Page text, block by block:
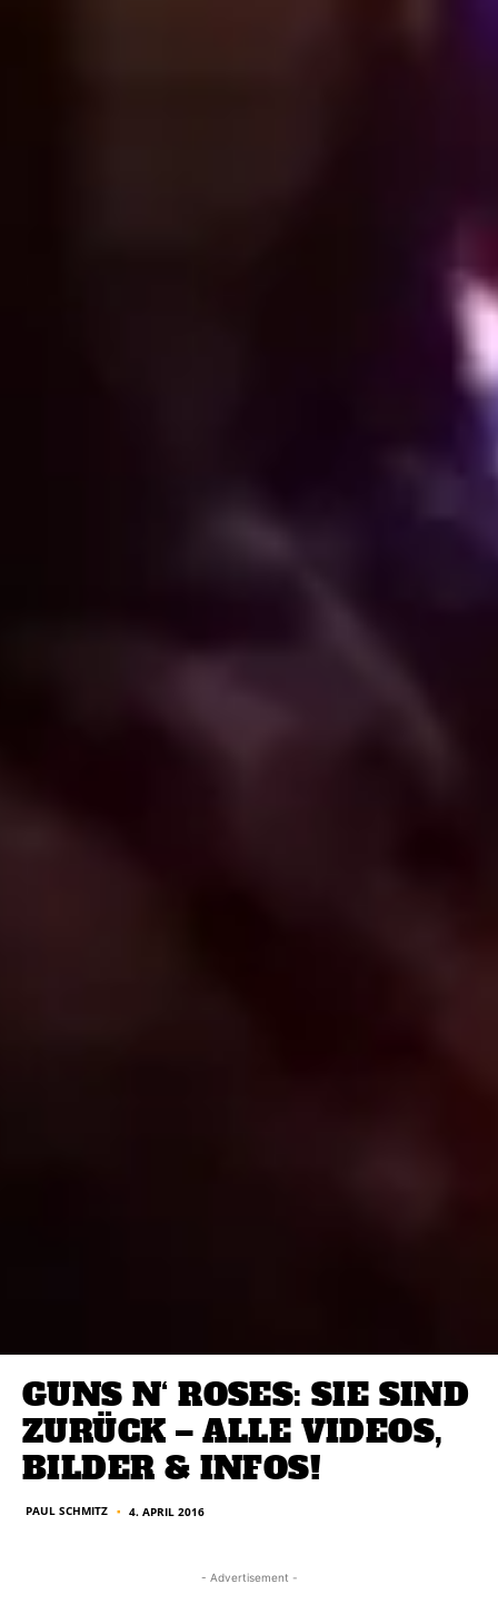
GUNS N‘ ROSES: SIE SIND
ZURÜCK – ALLE VIDEOS,
BILDER & INFOS!
PAUL SCHMITZ ■ 4. APRIL 2016
- Advertisement -